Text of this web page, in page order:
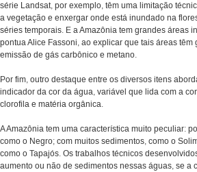
série Landsat, por exemplo, têm uma limitação
a vegetação e enxergar onde está inundado na
séries temporais. E a Amazônia tem grandes áreas
pontua Alice Fassoni, ao explicar que tais áreas
emissão de gás carbônico e metano.
Por fim, outro destaque entre os diversos itens
indicador da cor da água, variável que lida com a
clorofila e matéria orgânica.
A Amazônia tem uma característica muito peculiar:
como o Negro; com muitos sedimentos, como o
como o Tapajós. Os trabalhos técnicos
aumento ou não de sedimentos nessas águas, se a